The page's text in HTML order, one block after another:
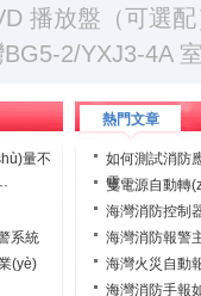
播放盤（可選
2/YXJ3-4A
量不
系統
(yè)
熱門文章
如何測試消防
電···
雙電源自動轉
海灣消防控制
海灣消防報警
海灣火災自動
···
海灣消防手報